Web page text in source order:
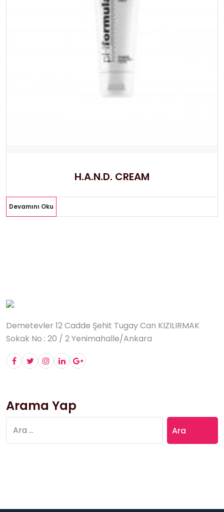
H.A.N.D. CREAM
Devamını Oku
Demetevler 12 Cadde Şehit Tugay Can KIZILIRMAK
Sokak No : 20 / 2 Yenimahalle/Ankara
Arama Yap